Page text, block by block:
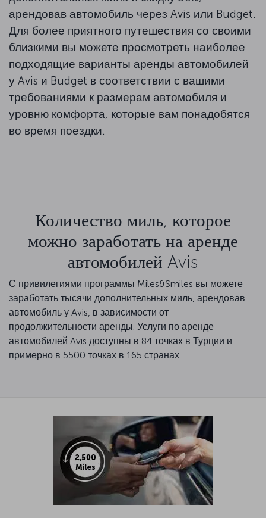
арендовав автомобиль через Avis или Budget.
Для более приятного путешествия со своими
близкими вы можете просмотреть наиболее
подходящие варианты аренды автомобилей
у Avis и Budget в соответствии с вашими
требованиями к размерам автомобиля и
уровню комфорта, которые вам понадобятся
во время поездки.
Количество миль, которое
можно заработать на аренде
автомобилей Avis
С привилегиями программы Miles&Smiles вы можете
заработать тысячи дополнительных миль, арендовав
автомобиль у Avis, в зависимости от
продолжительности аренды. Услуги по аренде
автомобилей Avis доступны в 84 точках в Турции и
примерно в 5500 точках в 165 странах.